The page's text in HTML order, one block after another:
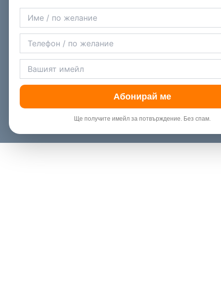
Абонирай ме
Ще получите имейл за потвърждение. Без спам.